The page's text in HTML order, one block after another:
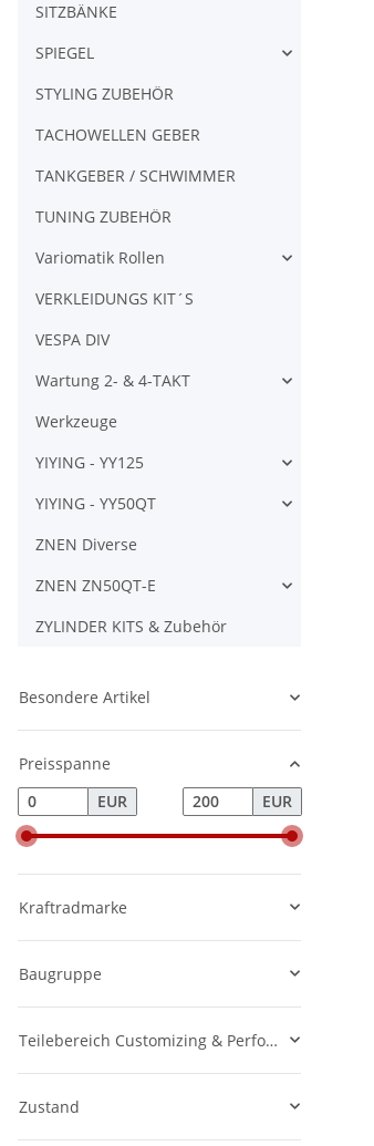
SITZBÄNKE
SPIEGEL
STYLING ZUBEHÖR
TACHOWELLEN GEBER
TANKGEBER / SCHWIMMER
TUNING ZUBEHÖR
Variomatik Rollen
VERKLEIDUNGS KIT´S
VESPA DIV
Wartung 2- & 4-TAKT
Werkzeuge
YIYING - YY125
YIYING - YY50QT
ZNEN Diverse
ZNEN ZN50QT-E
ZYLINDER KITS & Zubehör
Besondere Artikel
Preisspanne
EUR
EUR
Kraftradmarke
Baugruppe
Teilebereich Customizing & Performance
Zustand